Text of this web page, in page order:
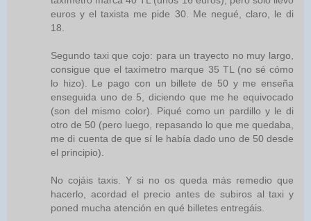
euros y el taxista me pide 30. Me negué, claro, le di
18.
Segundo taxi que cojo: para un trayecto no muy largo,
consigue que el taxímetro marque 35 TL (no sé cómo
lo hizo). Le pago con un billete de 50 y me enseña
enseguida uno de 5, diciendo que me he equivocado
(son del mismo color). Piqué como un pardillo y le di
otro de 50 (pero luego, repasando lo que me quedaba,
me di cuenta de que sí le había dado uno de 50 desde
el principio).
No cojáis taxis. Y si no os queda más remedio que
hacerlo, acordad el precio antes de subiros al taxi y
poned mucha atención en qué billetes entregáis.